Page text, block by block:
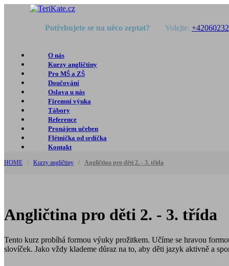
Potřebujete se na něco zeptat? Volejte:
O nás
Kurzy angličtiny
Pro MŠ a ZŠ
Doučování
Oslava u nás
Firemní výuka
Tábory
Reference
Pronájem učeben
Flétnička od srdíčka
Kontakt
HOME / Kurzy angličtiny / Angličtina pro děti 2. - 3. třída
Angličtina pro děti 2. - 3. třída
Tento kurz probíhá formou výuky prožitkem. Učíme se hravou
slovíček. Jako vždy klademe důraz na to, aby děti jazyk aktivně a